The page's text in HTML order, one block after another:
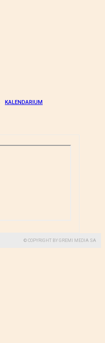
KALENDARIUM
© COPYRIGHT BY GREMI MEDIA SA